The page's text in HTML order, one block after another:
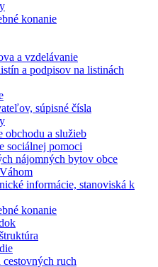
konanie
a vzdelávanie
a podpisov na listinách
súpisné čísla
obchodu a služieb
sociálnej pomoci
nájomných bytov obce
informácie, stanoviská k
konanie
ruch